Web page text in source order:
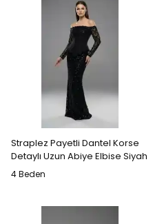
Straplez Payetli Dantel Korse
Detaylı Uzun Abiye Elbise Siyah
4 Beden